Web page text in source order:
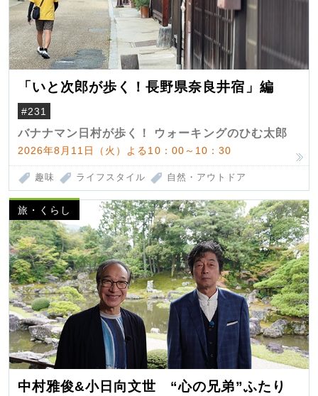
「いと次郎が歩く！長野県奈良井宿」編
#231
バナナマン日村が歩く！ ウォーキングのひむ太郎
2026年8月11日（火）よる10：00～10：30
趣味 ライフスタイル 自然・アウトドア
旅・くらし
中村雅俊&小日向文世 “心の兄弟”ふたり